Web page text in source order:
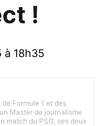
!
à 18h35
Formule 1 et des
Master de journalisme
match du PSG, ses deux